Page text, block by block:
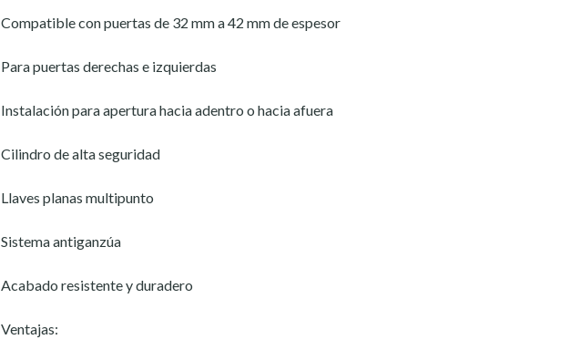
Compatible con puertas de 32 mm a 42 mm de espesor
Para puertas derechas e izquierdas
Instalación para apertura hacia adentro o hacia afuera
Cilindro de alta seguridad
Llaves planas multipunto
Sistema antiganzúa
Acabado resistente y duradero
Ventajas: